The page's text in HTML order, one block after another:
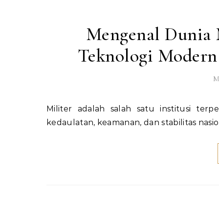
Mengenal Dunia
Teknologi
Militer adalah salah satu institusi terpenting dalam sebuah negara, berfungsi untuk menjaga
kedaulatan, keamanan, dan stabilitas